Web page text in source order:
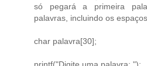
só pegará a primeira
palavras, incluindo os
char palavra[30];